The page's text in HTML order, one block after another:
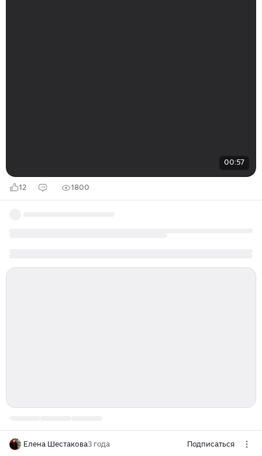
00:57
12 1800
Елена Шестакова3 года Подписаться